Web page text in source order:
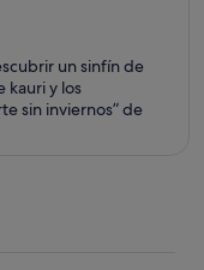
un sinfín de
kauri y los
sin inviernos” de